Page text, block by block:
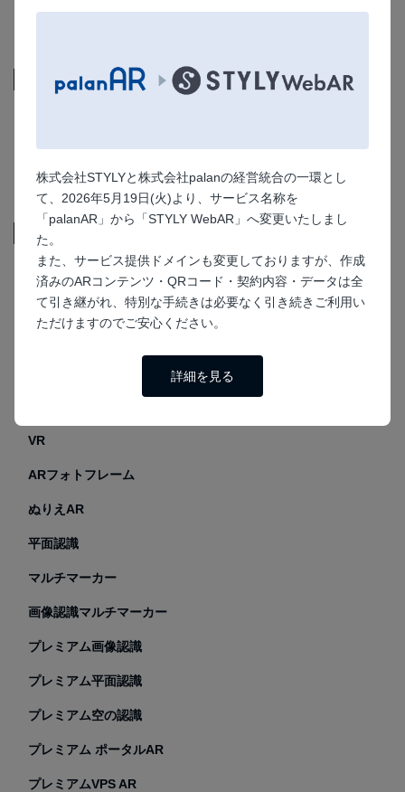
株式会社STYLYと株式会社palanの経営統合の一環とし
て、2026年5月19日(火)より、サービス名称を
「palanAR」から「STYLY WebAR」へ変更いたしまし
た。
また、サービス提供ドメインも変更しておりますが、作成
済みのARコンテンツ・QRコード・契約内容・データは全
て引き継がれ、特別な手続きは必要なく引き続きご利用い
ただけますのでご安心ください。
詳細を見る
プラン
エンタープライズプラン
プレミアムオプション
機能
ARマーカー
マーカーなし
VR
ARフォトフレーム
ぬりえAR
平面認識
マルチマーカー
画像認識マルチマーカー
プレミアム画像認識
プレミアム平面認識
プレミアム空の認識
プレミアム ポータルAR
プレミアムVPS AR